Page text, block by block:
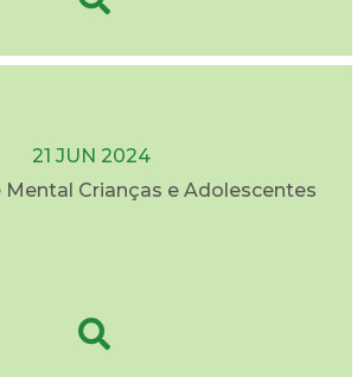
21 JUN 2024
Mental Crianças e Adolescentes